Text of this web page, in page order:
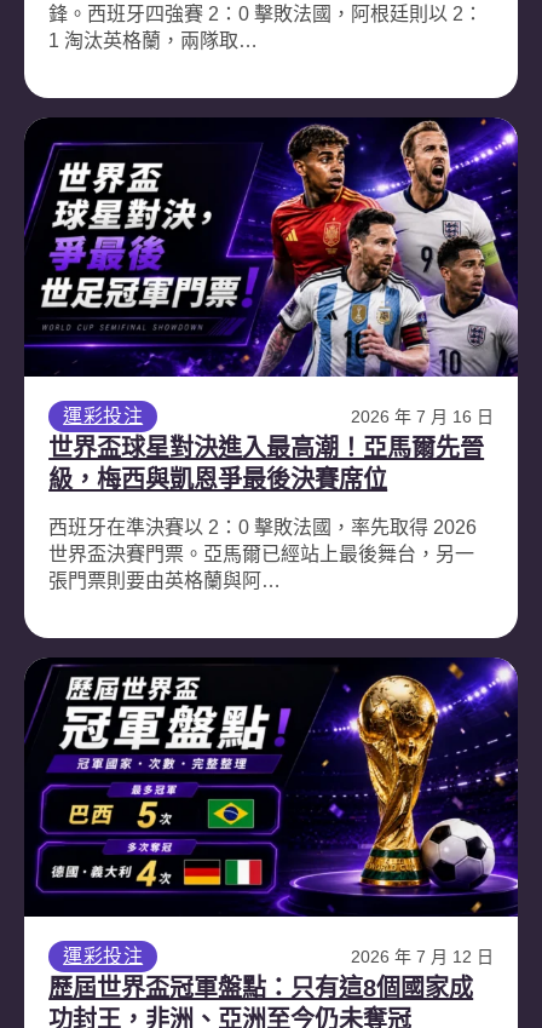
鋒。西班牙四強賽 2：0 擊敗法國，阿根廷則以 2：
1 淘汰英格蘭，兩隊取…
運彩投注 2026 年 7 月 16 日
世界盃球星對決進入最高潮！亞馬爾先晉
級，梅西與凱恩爭最後決賽席位
西班牙在準決賽以 2：0 擊敗法國，率先取得 2026
世界盃決賽門票。亞馬爾已經站上最後舞台，另一
張門票則要由英格蘭與阿…
運彩投注 2026 年 7 月 12 日
歷屆世界盃冠軍盤點：只有這8個國家成
功封王，非洲、亞洲至今仍未奪冠